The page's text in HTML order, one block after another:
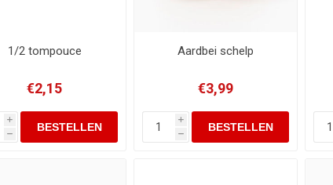
1/2 tompouce
€2,15
i
h
Aardbei schelp
€3,99
i
h